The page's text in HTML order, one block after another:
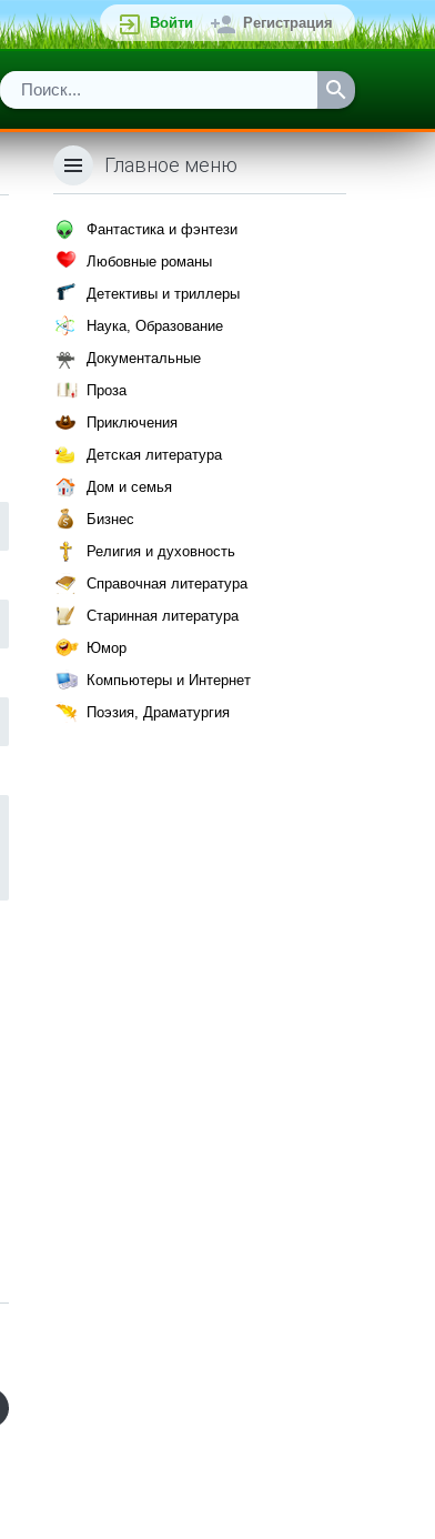
Войти Регистрация
Главное меню
Фантастика и фэнтези
Любовные романы
Детективы и триллеры
Наука, Образование
Документальные
Проза
Приключения
Детская литература
Дом и семья
Бизнес
Религия и духовность
Справочная литература
Старинная литература
Юмор
Компьютеры и Интернет
Поэзия, Драматургия